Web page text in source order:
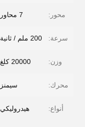
محور: 7 محاور
سرعة: 200 ملم / ثانية
وزن: 20000 كلغ
محرك: سيمنز
أنواع: هيدروليكي